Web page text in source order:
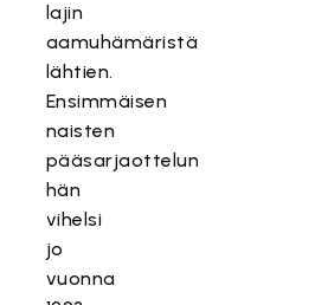
lajin
aamuhämäristä
lähtien.
Ensimmäisen
naisten
pääsarjaottelun
hän
vihelsi
jo
vuonna